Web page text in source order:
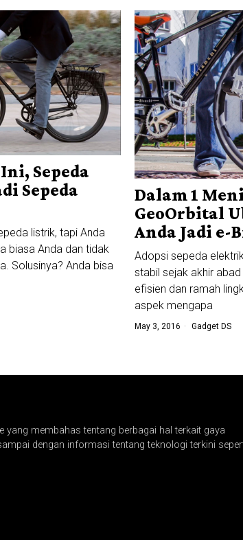
Sepeda
Sepeda
listrik, tapi Anda
biasa Anda dan tidak
Solusinya? Anda bisa
Dalam 1
GeoOrbital
Anda Jadi e-
Adopsi sepeda
stabil sejak akhir
efisien dan ramah
aspek mengapa
May 3, 2016 Gadget DS
yang membahas tentang berbagai hal terkait gaya
dengan informasi tentang teknologi terkini